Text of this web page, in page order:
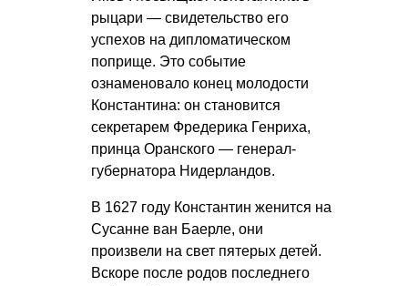
рыцари — свидетельство его
успехов на дипломатическом
поприще. Это событие
ознаменовало конец молодости
Константина: он становится
секретарем Фредерика Генриха,
принца Оранского — генерал-
губернатора Нидерландов.
В 1627 году Константин женится на
Сусанне ван Баерле, они
произвели на свет пятерых детей.
Вскоре после родов последнего